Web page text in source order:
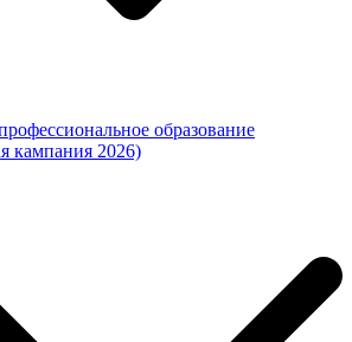
образование
кампания 2026)